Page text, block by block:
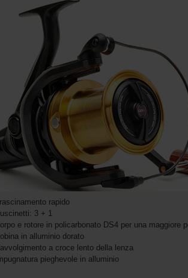
rapido
3 + 1
e rotore in policarbonato DS4 per una maggiore
in alluminio dorato
a croce lento della lenza
pieghevole in alluminio